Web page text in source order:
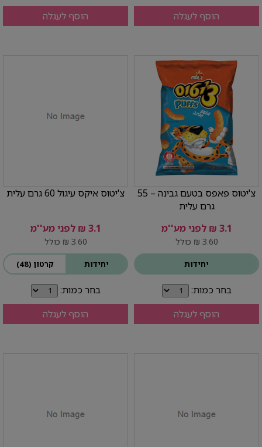
הוסף לעגלה
הוסף לעגלה
צ'יטוס פאפס בטעם גבינה – 55
גרם עלית
3.1 ₪ לפני מע''מ
3.60 ₪ כולל
יחידות
בחר כמות:
הוסף לעגלה
צ'יטוס איקס עיגול 60 גרם עלית
3.1 ₪ לפני מע''מ
3.60 ₪ כולל
יחידות קרטון (48)
בחר כמות:
הוסף לעגלה